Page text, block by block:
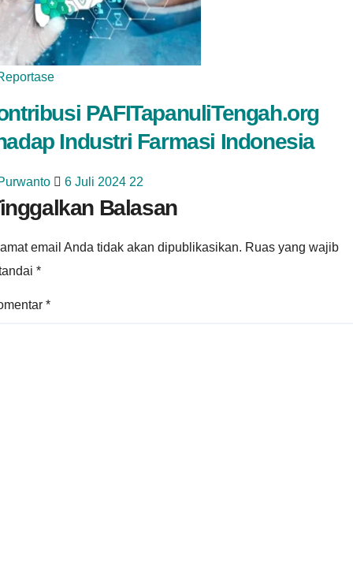
PAFITapanuliTengah.org
Industri Farmasi Indonesia
6 Juli 2024 22
Balasan
email Anda tidak akan dipublikasikan. Ruas yang wajib
*
*